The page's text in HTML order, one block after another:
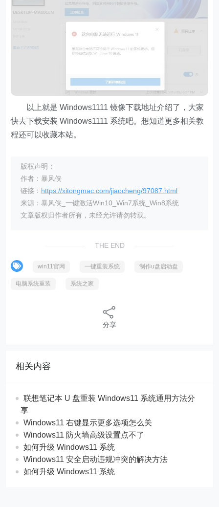
以上就是 Windows1111 镜像下载地址介绍了，大家
快去下载安装 Windows1111 系统吧。想知道更多相关教
程还可以收藏本站。
版权声明：
作者：暴风侠
链接： https://xitongmac.com/jiaocheng/97087.html
来源：暴风侠_一键激活Win10_Win7系统_Win8系统
文章版权归作者所有，未经允许请勿转载。
THE END
win11官网 一键重装系统 制作u盘启动盘
电脑系统重装 系统之家
分享
相关内容
联想笔记本 U 盘重装 Windows11 系统通用方法分
享
Windows11 右键显示更多选项怎么关
Windows11 防火墙高级设置点不了
如何升级 Windows11 系统
Windows11 安全启动违规冲突的解决方法
如何升级 Windows11 系统